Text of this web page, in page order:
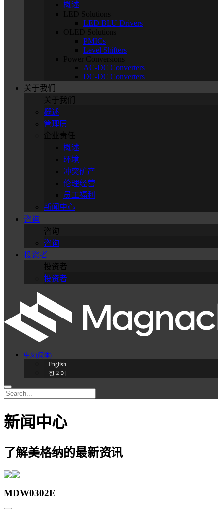
概述
LED Solutions
LED BLU Drivers
OLED Solutions
PMICs
Level Shifters
Power Conversions
AC-DC Converters
DC-DC Converters
关于我们
关于我们
概述
管理层
企业责任
概述
环境
冲突矿产
伦理经营
员工福利
新闻中心
咨询
咨询
咨询
投资者
投资者
投资者
中文(简体)
English
한국어
新闻中心
了解美格纳的最新资讯
MDW0302E